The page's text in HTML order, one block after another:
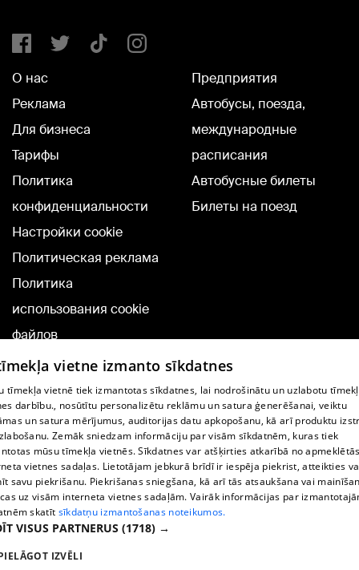
О нас
Реклама
Для бизнеса
Тарифы
Политика
конфиденциальности
Настройки cookie
Политическая реклама
Политика
использования cookie
файлов
Добавление
комментариев
Предприятия
Автобусы, поезда,
международные
расписания
Автобусные билеты
Билеты на поезд
TВ-программа
Условия договора
360 Ziņu kontakti
Helio Media
Служба помощи портала: э-почта -
vietne izmanto sīkdatnes
tīmekļa vietnē tiek izmantotas sīkdatnes, lai nodrošinātu un uzlabotu
darbību., nosūtītu personalizētu reklāmu un satura ģenerēšanai, veiktu
un satura mērījumus, auditorijas datu apkopošanu, kā arī produktu
Zemāk sniedzam informāciju par visām sīkdatnēm, kuras tiek
mūsu tīmekļa vietnēs. Sīkdatnes var atšķirties atkarībā no
vietnes sadaļas. Lietotājam jebkurā brīdī ir iespēja piekrist, atteikties
savu piekrišanu. Piekrišanas sniegšana, kā arī tās atsaukšana vai
uz visām interneta vietnes sadaļām. Vairāk informācijas par
skatīt sīkdatņu izmantošanas noteikumos.
VISUS PARTNERUS (1718) →
IZVĒLI